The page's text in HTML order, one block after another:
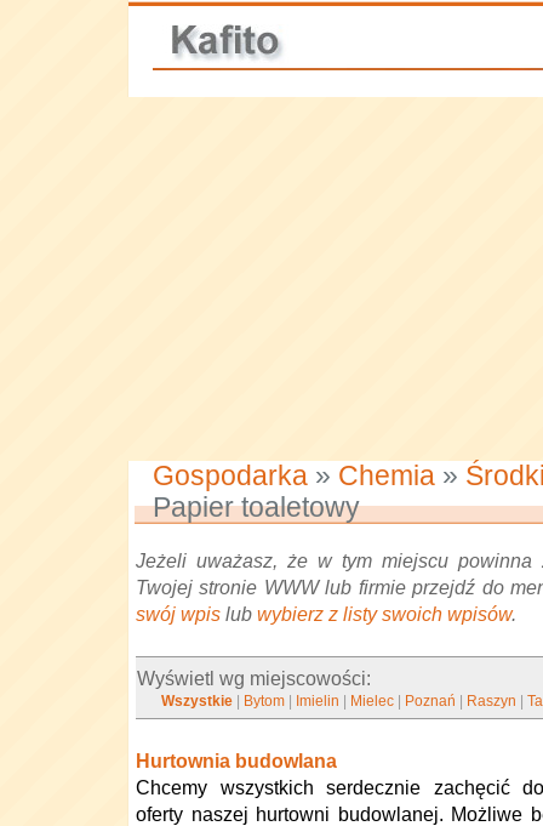
Gospodarka » Chemia »
Papier toaletowy
Jeżeli uważasz, że w tym miejscu powinna
Twojej stronie WWW lub firmie przejdź do
swój wpis lub wybierz z listy swoich wpisów.
Wyświetl wg miejscowości:
Wszystkie Bytom Imielin Mielec Poznań Raszyn |
Hurtownia budowlana
Chcemy wszystkich serdecznie zachęcić
oferty naszej hurtowni budowlanej. Możliwe